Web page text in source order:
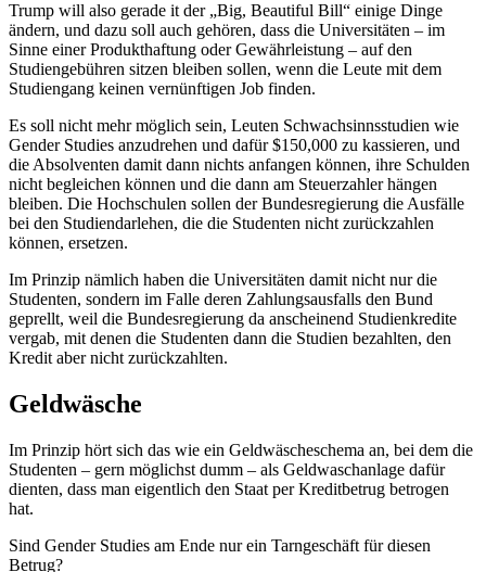
Trump will also gerade it der „Big, Beautiful Bill“ einige Dinge
ändern, und dazu soll auch gehören, dass die Universitäten – im
Sinne einer Produkthaftung oder Gewährleistung – auf den
Studiengebühren sitzen bleiben sollen, wenn die Leute mit dem
Studiengang keinen vernünftigen Job finden.
Es soll nicht mehr möglich sein, Leuten Schwachsinnsstudien wie
Gender Studies anzudrehen und dafür $150,000 zu kassieren, und
die Absolventen damit dann nichts anfangen können, ihre Schulden
nicht begleichen können und die dann am Steuerzahler hängen
bleiben. Die Hochschulen sollen der Bundesregierung die Ausfälle
bei den Studiendarlehen, die die Studenten nicht zurückzahlen
können, ersetzen.
Im Prinzip nämlich haben die Universitäten damit nicht nur die
Studenten, sondern im Falle deren Zahlungsausfalls den Bund
geprellt, weil die Bundesregierung da anscheinend Studienkredite
vergab, mit denen die Studenten dann die Studien bezahlten, den
Kredit aber nicht zurückzahlten.
Geldwäsche
Im Prinzip hört sich das wie ein Geldwäscheschema an, bei dem die
Studenten – gern möglichst dumm – als Geldwaschanlage dafür
dienten, dass man eigentlich den Staat per Kreditbetrug betrogen
hat.
Sind Gender Studies am Ende nur ein Tarngeschäft für diesen
Betrug?